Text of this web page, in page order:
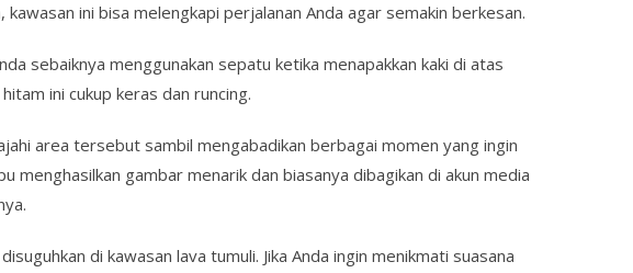
ini bisa melengkapi perjalanan Anda agar semakin berkesan.
sebaiknya menggunakan sepatu ketika menapakkan kaki di atas
ini cukup keras dan runcing.
area tersebut sambil mengabadikan berbagai momen yang ingin
menghasilkan gambar menarik dan biasanya dibagikan di akun media
di kawasan lava tumuli. Jika Anda ingin menikmati suasana